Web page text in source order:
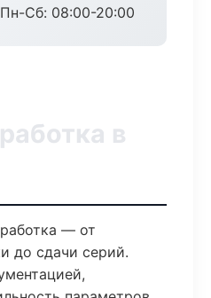
Пн-Сб: 08:00-20:00
в
— от
до сдачи серий.